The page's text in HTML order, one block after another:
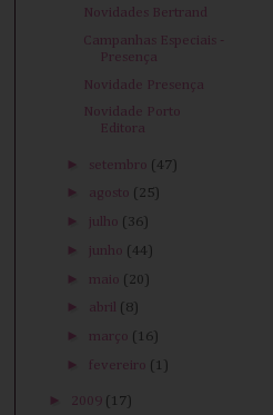
Novidades Bertrand
Campanhas Especiais -
Presença
Novidade Presença
Novidade Porto
Editora
► setembro (47)
► agosto (25)
► julho (36)
► junho (44)
► maio (20)
► abril (8)
► março (16)
► fevereiro (1)
► 2009 (17)